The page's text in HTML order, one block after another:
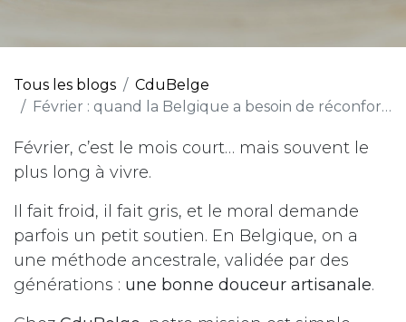
Tous les blogs
CduBelge
Février : quand la Belgique a besoin de réconfort (et de chocolat)
Février, c’est le mois court… mais souvent le
plus long à vivre.
Il fait froid, il fait gris, et le moral demande
parfois un petit soutien. En Belgique, on a
une méthode ancestrale, validée par des
générations : une bonne douceur artisanale.